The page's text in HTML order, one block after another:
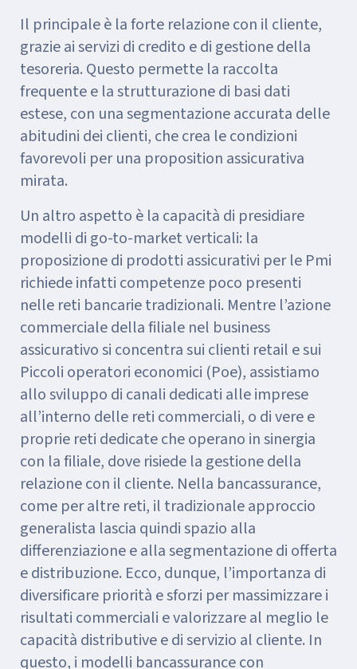
Il principale è la forte relazione con il cliente,
grazie ai servizi di credito e di gestione della
tesoreria. Questo permette la raccolta
frequente e la strutturazione di basi dati
estese, con una segmentazione accurata delle
abitudini dei clienti, che crea le condizioni
favorevoli per una proposition assicurativa
mirata.
Un altro aspetto è la capacità di presidiare
modelli di go-to-market verticali: la
proposizione di prodotti assicurativi per le Pmi
richiede infatti competenze poco presenti
nelle reti bancarie tradizionali. Mentre l’azione
commerciale della filiale nel business
assicurativo si concentra sui clienti retail e sui
Piccoli operatori economici (Poe), assistiamo
allo sviluppo di canali dedicati alle imprese
all’interno delle reti commerciali, o di vere e
proprie reti dedicate che operano in sinergia
con la filiale, dove risiede la gestione della
relazione con il cliente. Nella bancassurance,
come per altre reti, il tradizionale approccio
generalista lascia quindi spazio alla
differenziazione e alla segmentazione di offerta
e distribuzione. Ecco, dunque, l’importanza di
diversificare priorità e sforzi per massimizzare i
risultati commerciali e valorizzare al meglio le
capacità distributive e di servizio al cliente. In
questo, i modelli bancassurance con